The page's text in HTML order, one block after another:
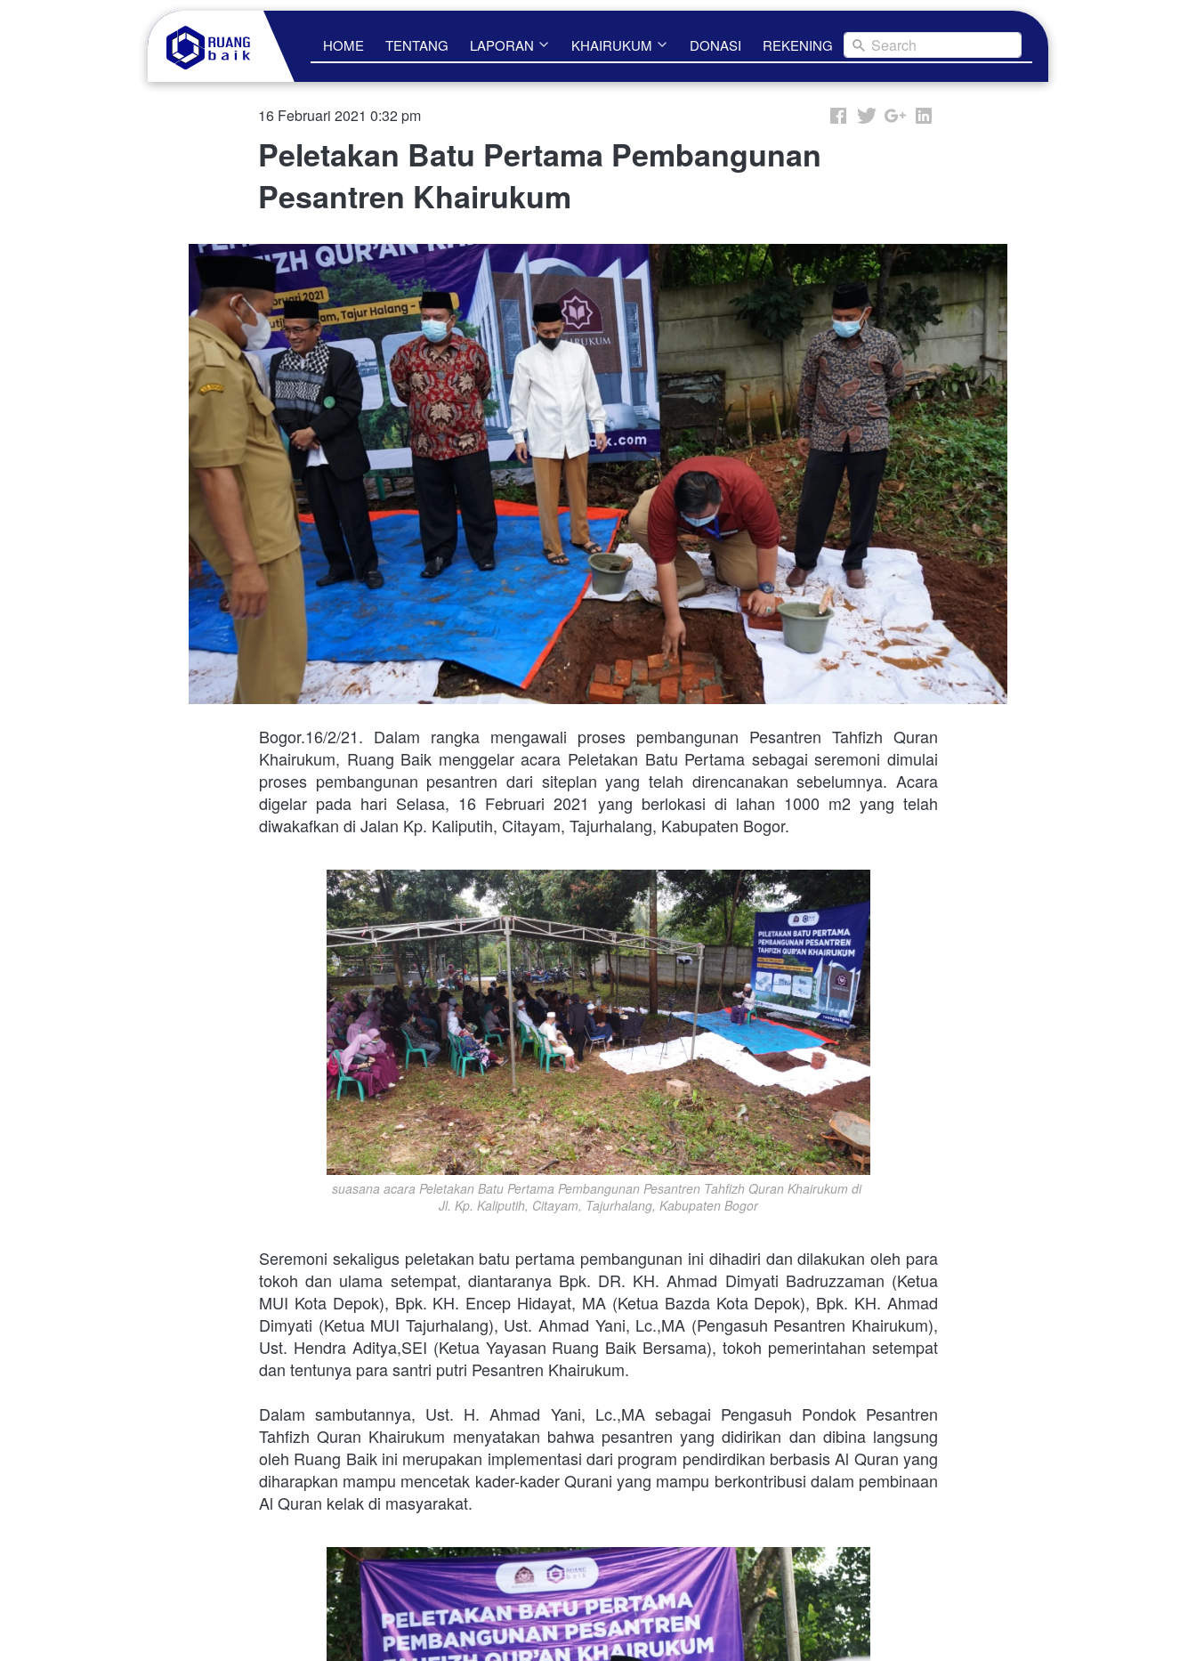
HOME TENTANG LAPORAN KHAIRUKUM DONASI REKENING Search
16 Februari 2021 0:32 pm
Peletakan Batu Pertama Pembangunan
Pesantren Khairukum
Bogor.16/2/21. Dalam rangka mengawali proses pembangunan Pesantren Tahfizh Quran
Khairukum, Ruang Baik menggelar acara Peletakan Batu Pertama sebagai seremoni dimulai
proses pembangunan pesantren dari siteplan yang telah direncanakan sebelumnya. Acara
digelar pada hari Selasa, 16 Februari 2021 yang berlokasi di lahan 1000 m2 yang telah
diwakafkan di Jalan Kp. Kaliputih, Citayam, Tajurhalang, Kabupaten Bogor.
suasana acara Peletakan Batu Pertama Pembangunan Pesantren Tahfizh Quran Khairukum di
Jl. Kp. Kaliputih, Citayam, Tajurhalang, Kabupaten Bogor
Seremoni sekaligus peletakan batu pertama pembangunan ini dihadiri dan dilakukan oleh para
tokoh dan ulama setempat, diantaranya Bpk. DR. KH. Ahmad Dimyati Badruzzaman (Ketua
MUI Kota Depok), Bpk. KH. Encep Hidayat, MA (Ketua Bazda Kota Depok), Bpk. KH. Ahmad
Dimyati (Ketua MUI Tajurhalang), Ust. Ahmad Yani, Lc.,MA (Pengasuh Pesantren Khairukum),
Ust. Hendra Aditya,SEI (Ketua Yayasan Ruang Baik Bersama), tokoh pemerintahan setempat
dan tentunya para santri putri Pesantren Khairukum.
Dalam sambutannya, Ust. H. Ahmad Yani, Lc.,MA sebagai Pengasuh Pondok Pesantren
Tahfizh Quran Khairukum menyatakan bahwa pesantren yang didirikan dan dibina langsung
oleh Ruang Baik ini merupakan implementasi dari program pendirdikan berbasis Al Quran yang
diharapkan mampu mencetak kader-kader Qurani yang mampu berkontribusi dalam pembinaan
Al Quran kelak di masyarakat.